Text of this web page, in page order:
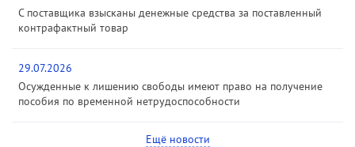
С поставщика взысканы денежные средства за поставленный
контрафактный товар
29.07.2026
Осужденные к лишению свободы имеют право на получение
пособия по временной нетрудоспособности
Ещё новости